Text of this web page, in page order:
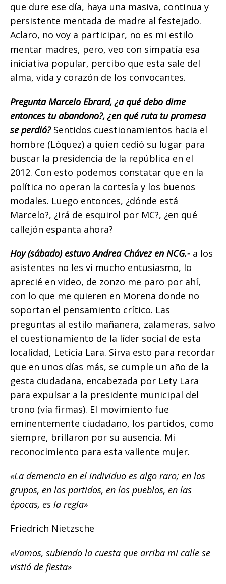
que dure ese día, haya una masiva, continua y
persistente mentada de madre al festejado.
Aclaro, no voy a participar, no es mi estilo
mentar madres, pero, veo con simpatía esa
iniciativa popular, percibo que esta sale del
alma, vida y corazón de los convocantes.
Pregunta Marcelo Ebrard, ¿a qué debo dime
entonces tu abandono?, ¿en qué ruta tu promesa
se perdió?Sentidos cuestionamientos hacia el
hombre (Lóquez) a quien cedió su lugar para
buscar la presidencia de la república en el
2012. Con esto podemos constatar que en la
política no operan la cortesía y los buenos
modales. Luego entonces, ¿dónde está
Marcelo?, ¿irá de esquirol por MC?, ¿en qué
callejón espanta ahora?
Hoy (sábado) estuvo Andrea Chávez en NCG.- a los
asistentes no les vi mucho entusiasmo, lo
aprecié en video, de zonzo me paro por ahí,
con lo que me quieren en Morena donde no
soportan el pensamiento crítico. Las
preguntas al estilo mañanera, zalameras, salvo
el cuestionamiento de la líder social de esta
localidad, Leticia Lara. Sirva esto para recordar
que en unos días más, se cumple un año de la
gesta ciudadana, encabezada por Lety Lara
para expulsar a la presidente municipal del
trono (vía firmas). El movimiento fue
eminentemente ciudadano, los partidos, como
siempre, brillaron por su ausencia. Mi
reconocimiento para esta valiente mujer.
«La demencia en el individuo es algo raro; en los
grupos, en los partidos, en los pueblos, en las
épocas, es la regla»
Friedrich Nietzsche
«Vamos, subiendo la cuesta que arriba mi calle se
vistió de fiesta»